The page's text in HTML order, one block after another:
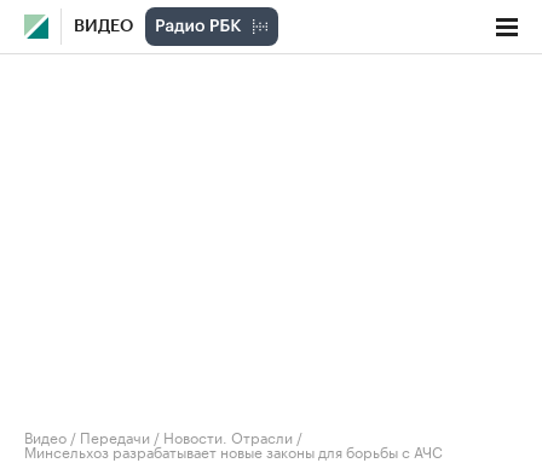
ВИДЕО
Видео / Передачи / Новости. Отрасли /
Минсельхоз разрабатывает новые законы для борьбы с АЧС